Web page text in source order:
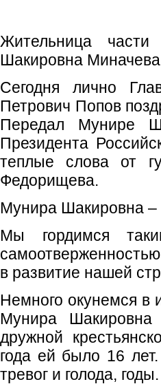
Жительница
Шакировна
Сегодня лично
Петрович Попов
Передал Мунире
Президента
теплые слова от
Федорищева.
Мунира Шакировна –
Мы гордимся
в развитие нашей
Немного окунемся в
Мунира Шакировна
дружной
года ей было 16
тревог и голода, годы.